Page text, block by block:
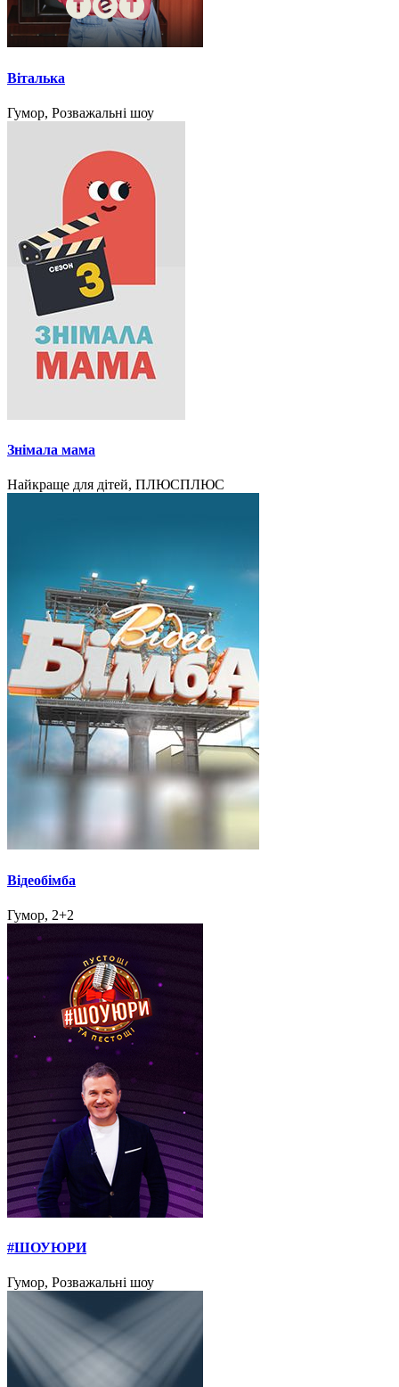
Віталька
Гумор, Розважальні шоу
Знімала мама
Найкраще для дітей, ПЛЮСПЛЮС
Відеобімба
Гумор, 2+2
#ШОУЮРИ
Гумор, Розважальні шоу